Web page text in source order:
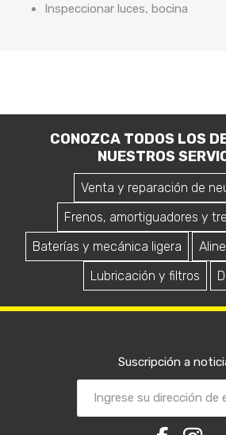
Inspeccionar luces, bocina
CONOZCA TODOS LOS
NUESTROS
Venta y reparación de
Frenos, amortiguadores y
Baterías y mecánica ligera
Lubricación y filtros
Suscripción a